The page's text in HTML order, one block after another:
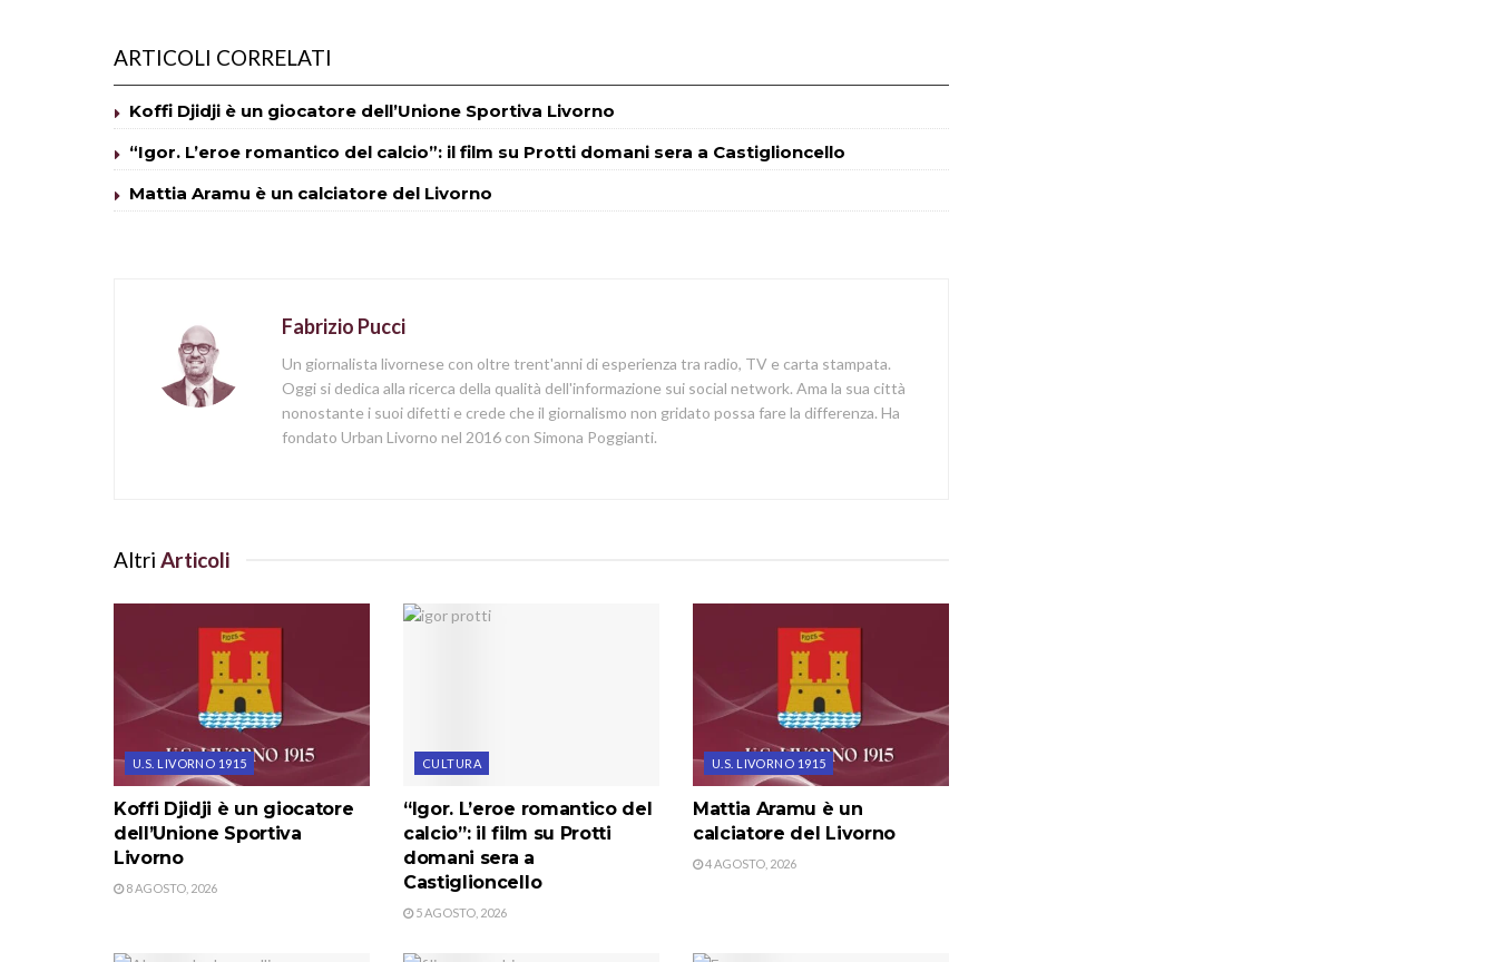
ARTICOLI CORRELATI
Koffi Djidji è un giocatore dell’Unione Sportiva Livorno
“Igor. L’eroe romantico del calcio”: il film su Protti domani sera a Castiglioncello
Mattia Aramu è un calciatore del Livorno
Fabrizio Pucci
Un giornalista livornese con oltre trent'anni di esperienza tra radio, TV e carta stampata.
Oggi si dedica alla ricerca della qualità dell'informazione sui social network. Ama la sua città
nonostante i suoi difetti e crede che il giornalismo non gridato possa fare la differenza. Ha
fondato Urban Livorno nel 2016 con Simona Poggianti.
Altri Articoli
U.S. LIVORNO 1915
Koffi Djidji è un giocatore
dell’Unione Sportiva
Livorno
8 AGOSTO, 2026
CULTURA
“Igor. L’eroe romantico del
calcio”: il film su Protti
domani sera a
Castiglioncello
5 AGOSTO, 2026
U.S. LIVORNO 1915
Mattia Aramu è un
calciatore del Livorno
4 AGOSTO, 2026